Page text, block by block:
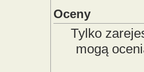
Oceny
Tylko
mogą